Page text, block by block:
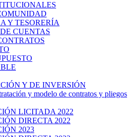
Y TESORERÍA
CUENTAS
Y DE INVERSIÓN
y modelo de contratos y pliegos
LICITADA 2022
DIRECTA 2022
2023